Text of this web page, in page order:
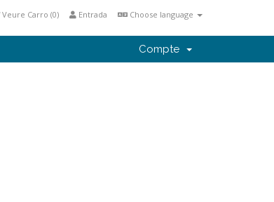
Choose language
Entrada
Veure Carro (0)
Compte